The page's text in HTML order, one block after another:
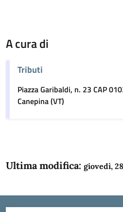
A cura di
Tributi
Piazza Garibaldi, n. 23 CAP
Canepina (VT)
Ultima modifica: giovedì,